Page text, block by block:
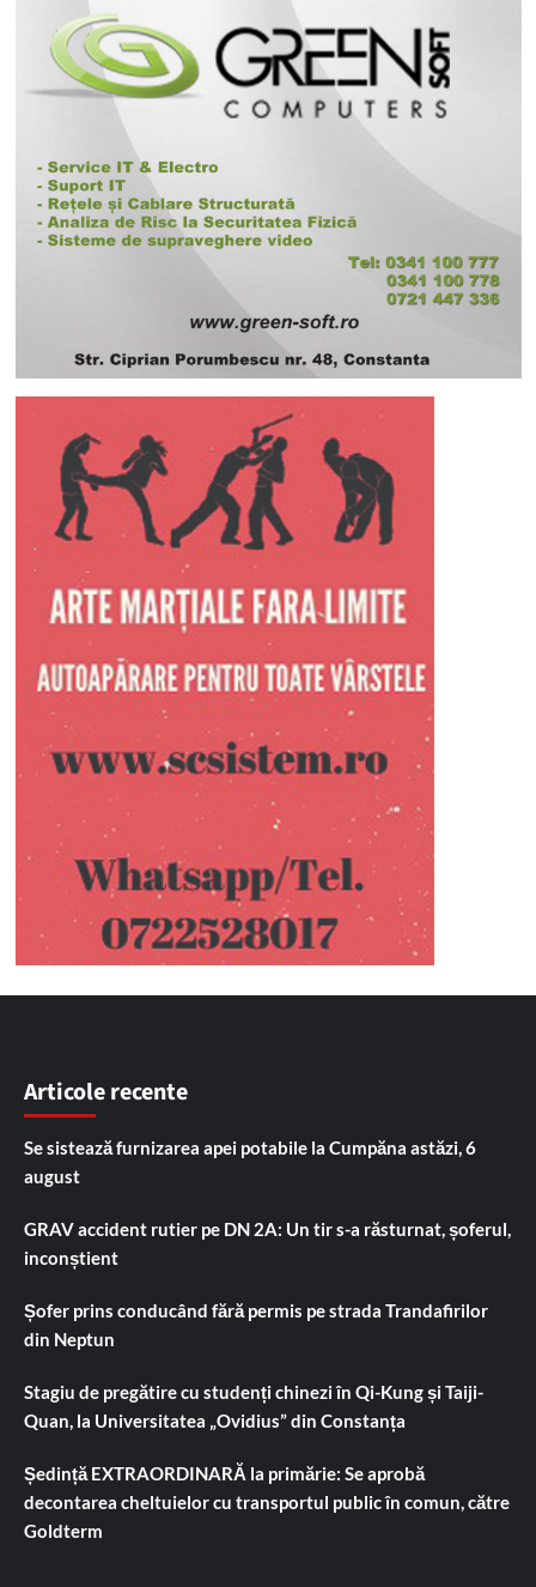
Articole recente
Se sistează furnizarea apei potabile la Cumpăna astăzi, 6
august
GRAV accident rutier pe DN 2A: Un tir s-a răsturnat, șoferul,
inconștient
Șofer prins conducând fără permis pe strada Trandafirilor
din Neptun
Stagiu de pregătire cu studenți chinezi în Qi-Kung și Taiji-
Quan, la Universitatea „Ovidius” din Constanța
Ședință EXTRAORDINARĂ la primărie: Se aprobă
decontarea cheltuielor cu transportul public în comun, către
Goldterm